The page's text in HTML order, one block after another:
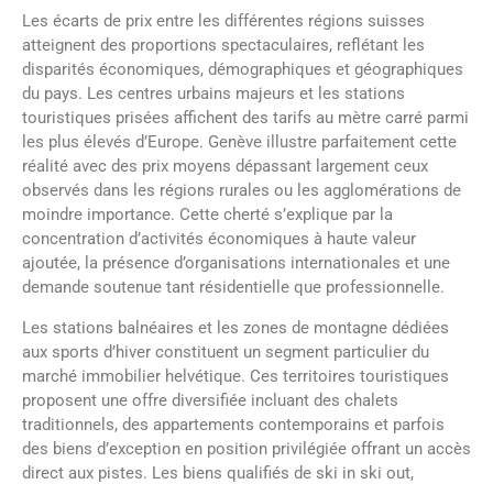
Les écarts de prix entre les différentes régions suisses
atteignent des proportions spectaculaires, reflétant les
disparités économiques, démographiques et géographiques
du pays. Les centres urbains majeurs et les stations
touristiques prisées affichent des tarifs au mètre carré parmi
les plus élevés d’Europe. Genève illustre parfaitement cette
réalité avec des prix moyens dépassant largement ceux
observés dans les régions rurales ou les agglomérations de
moindre importance. Cette cherté s’explique par la
concentration d’activités économiques à haute valeur
ajoutée, la présence d’organisations internationales et une
demande soutenue tant résidentielle que professionnelle.
Les stations balnéaires et les zones de montagne dédiées
aux sports d’hiver constituent un segment particulier du
marché immobilier helvétique. Ces territoires touristiques
proposent une offre diversifiée incluant des chalets
traditionnels, des appartements contemporains et parfois
des biens d’exception en position privilégiée offrant un accès
direct aux pistes. Les biens qualifiés de ski in ski out,